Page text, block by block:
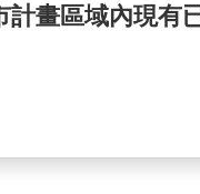
計畫區域內現有